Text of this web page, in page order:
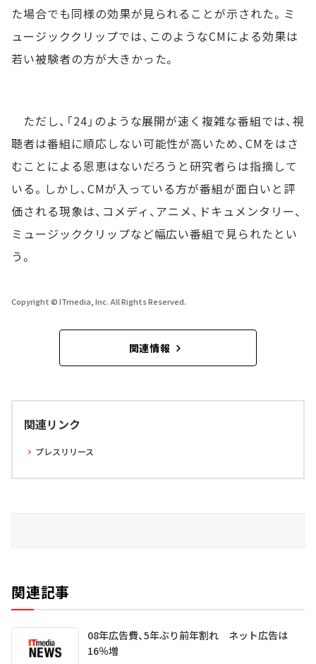
た場合でも同様の効果が見られることが示された。ミ
ュージッククリップでは、このようなCMによる効果は
若い被験者の方が大きかった。
ただし、「24」のような展開が速く複雑な番組では、視
聴者は番組に順応しない可能性が高いため、CMをはさ
むことによる恩恵はないだろうと研究者らは指摘して
いる。しかし、CMが入っている方が番組が面白いと評
価される現象は、コメディ、アニメ、ドキュメンタリー、
ミュージッククリップなど幅広い番組で見られたとい
う。
Copyright © ITmedia, Inc. All Rights Reserved.
関連情報
関連リンク
プレスリリース
関連記事
08年広告費、5年ぶり前年割れ ネット広告は
16％増